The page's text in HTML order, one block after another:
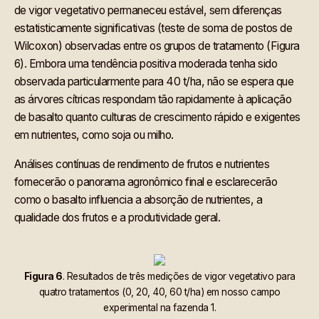
de vigor vegetativo permaneceu estável, sem diferenças
estatisticamente significativas (teste de soma de postos de
Wilcoxon) observadas entre os grupos de tratamento (Figura
6). Embora uma tendência positiva moderada tenha sido
observada particularmente para 40 t/ha, não se espera que
as árvores cítricas respondam tão rapidamente à aplicação
de basalto quanto culturas de crescimento rápido e exigentes
em nutrientes, como soja ou milho.
Análises contínuas de rendimento de frutos e nutrientes
fornecerão o panorama agronômico final e esclarecerão
como o basalto influencia a absorção de nutrientes, a
qualidade dos frutos e a produtividade geral.
Figura 6. Resultados de três medições de vigor vegetativo para
quatro tratamentos (0, 20, 40, 60 t/ha) em nosso campo
experimental na fazenda 1.